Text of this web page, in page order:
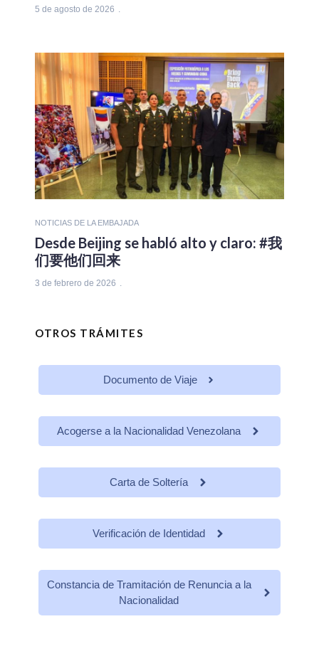
5 de agosto de 2026
NOTICIAS DE LA EMBAJADA
Desde Beijing se habló alto y claro: #我
们要他们回来
3 de febrero de 2026
OTROS TRÁMITES
Documento de Viaje
Acogerse a la Nacionalidad Venezolana
Carta de Soltería
Verificación de Identidad
Constancia de Tramitación de Renuncia a la
Nacionalidad